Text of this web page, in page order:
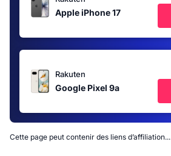
Apple iPhone 17
Rakuten
Google Pixel 9a
Cette page peut contenir des liens d’affiliation...